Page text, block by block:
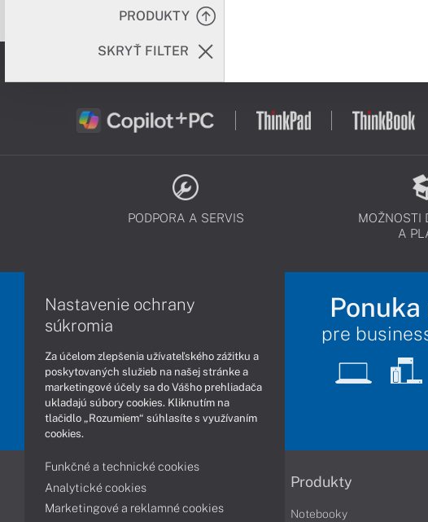
PRODUKTY
SKRYŤ FILTER
PODPORA A SERVIS
MOŽNOSTI
A
pre
Informácie
Obchodné podmienky
Produkty
Notebooky
Nastavenie ochrany
súkromia
Za účelom zlepšenia užívateľského zážitku a
poskytovaných služieb na našej stránke a
marketingové účely sa do Vášho prehliadača
ukladajú súbory cookies. Kliknutím na
tlačidlo „Rozumiem“ súhlasíte s využívaním
cookies.
Funkčné a technické cookies
Analytické cookies
Marketingové a reklamné cookies